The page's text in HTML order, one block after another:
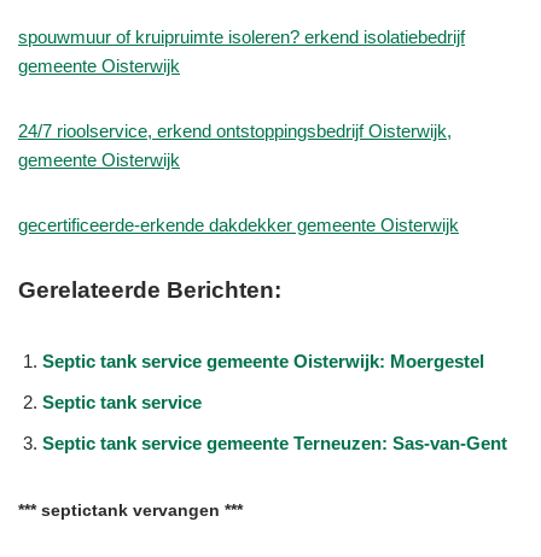
spouwmuur of kruipruimte isoleren? erkend isolatiebedrijf
gemeente Oisterwijk
24/7 rioolservice, erkend ontstoppingsbedrijf Oisterwijk,
gemeente Oisterwijk
gecertificeerde-erkende dakdekker gemeente Oisterwijk
Gerelateerde Berichten:
Septic tank service gemeente Oisterwijk: Moergestel
Septic tank service
Septic tank service gemeente Terneuzen: Sas-van-Gent
*** septictank vervangen ***